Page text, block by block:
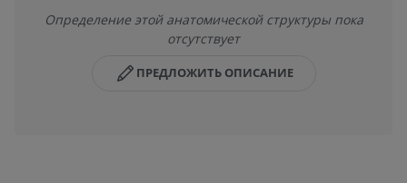
Определение этой анатомической структуры пока
отсутствует
ПРЕДЛОЖИТЬ ОПИСАНИЕ